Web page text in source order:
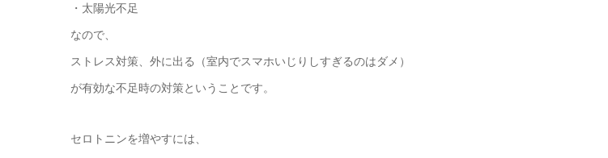
・太陽光不足
なので、
ストレス対策、外に出る（室内でスマホいじりしすぎるのはダメ）
が有効な不足時の対策ということです。
セロトニンを増やすには、